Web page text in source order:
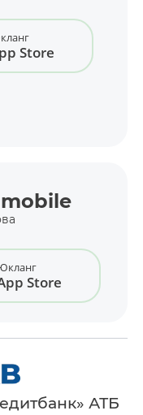
Store
Store
АТБ